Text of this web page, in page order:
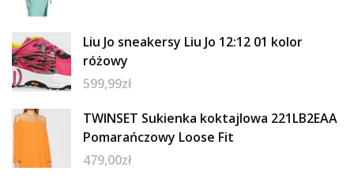
Liu Jo sneakersy Liu Jo 12:12 01 kolor
różowy
599,99zł
TWINSET Sukienka koktajlowa 221LB2EAA
Pomarańczowy Loose Fit
479,00zł